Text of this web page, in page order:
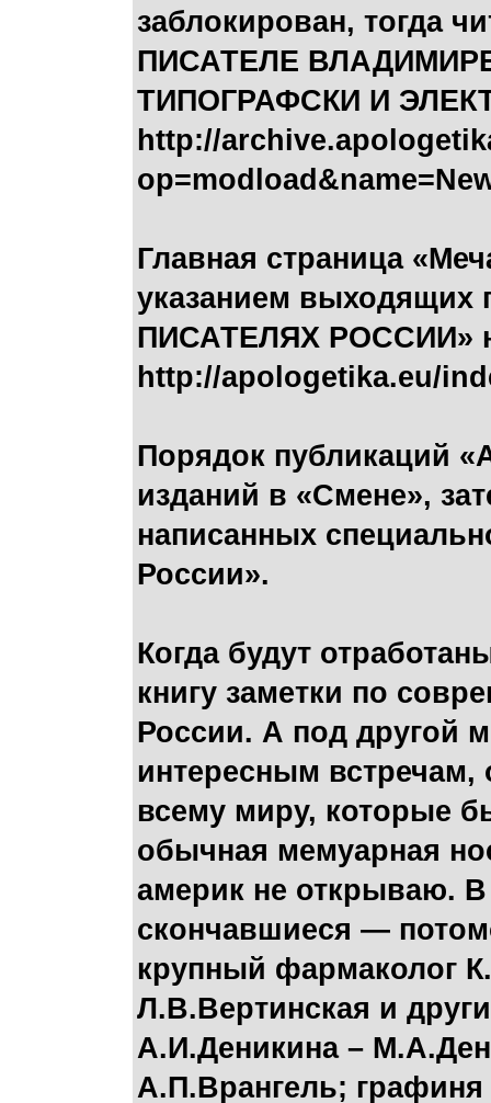
заблокирован, тогда
ПИСАТЕЛЕ
ТИПОГРАФСКИ И
http://
Главная страница
указанием
ПИСАТЕЛЯХ РОССИИ»
http://apologetika.eu/
Порядок публикаций
изданий в «Смене»,
написанных
России».
Когда будут
книгу заметки по
России. А под другой
интересным
всему миру, которые
обычная мемуарная
америк не открываю.
скончавшиеся —
крупный фармаколог
Л.В.Вертинская и
А.И.Деникина –
А.П.Врангель;